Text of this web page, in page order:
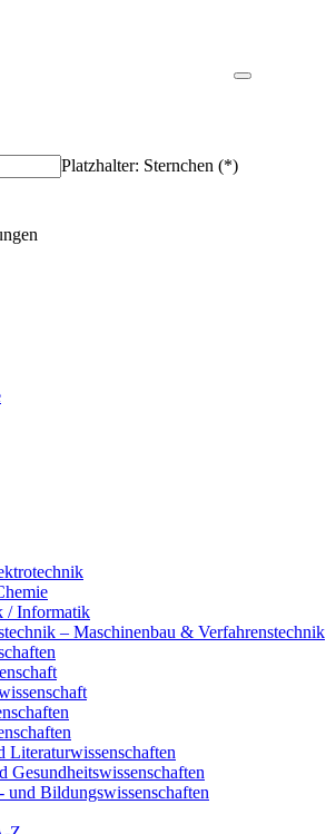
Platzhalter: Sternchen (*)
/ Informatik
– Maschinenbau & Verfahrenstechnik
Literaturwissenschaften
Gesundheitswissenschaften
und Bildungswissenschaften